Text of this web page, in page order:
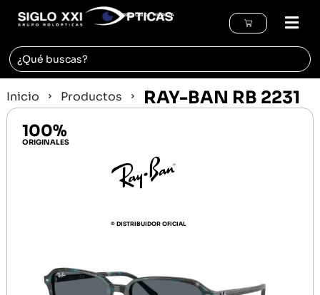
REGIÓN DE MURCIA
Inicio Productos RAY-BAN RB 2231
100%
ORIGINALES
© DISTRIBUIDOR OFICIAL